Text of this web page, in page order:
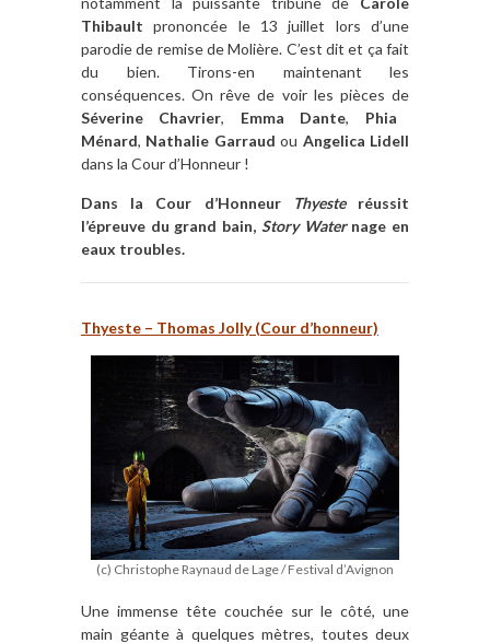
Thibault prononcée le 13 juillet lors d’une
parodie de remise de Molière. C’est dit et ça fait
du bien. Tirons-en maintenant les
conséquences. On rêve de voir les pièces de
Séverine Chavrier, Emma Dante, Phia
Ménard, Nathalie Garraud ou Angelica Lidell
dans la Cour d’Honneur !
Dans la Cour d’Honneur Thyesteréussit
l’épreuve du grand bain, Story Waternage en
eaux troubles.
Thyeste – Thomas Jolly (Cour d’honneur)
(c) Christophe Raynaud de Lage / Festival d’Avignon
Une immense tête couchée sur le côté, une
main géante à quelques mètres, toutes deux